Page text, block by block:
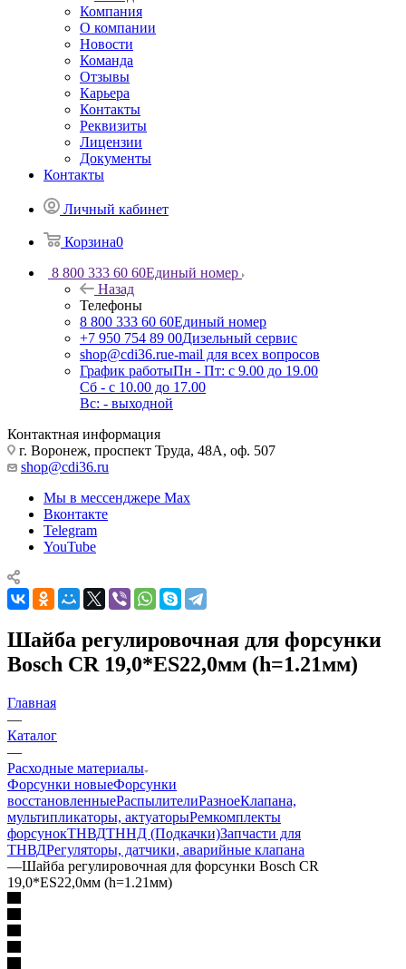
Компания
О компании
Новости
Команда
Отзывы
Карьера
Контакты
Реквизиты
Лицензии
Документы
Контакты
Личный кабинет
Корзина0
8 800 333 60 60Единый номер
Назад
Телефоны
8 800 333 60 60Единый номер
+7 950 754 89 00Дизельный сервис
shop@cdi36.rue-mail для всех вопросов
График работыПн - Пт: с 9.00 до 19.00
Сб - с 10.00 до 17.00
Вс: - выходной
Контактная информация
г. Воронеж, проспект Труда, 48А, оф. 507
shop@cdi36.ru
Мы в мессенджере Max
Вконтакте
Telegram
YouTube
Шайба регулировочная для форсунки
Bosch CR 19,0*ES22,0мм (h=1.21мм)
Главная
—
Каталог
—
Расходные материалы
Форсунки новыеФорсунки
восстановленныеРаспылителиРазноеКлапана,
мультипликаторы, актуаторыРемкомплекты
форсунокТНВДТННД (Подкачки)Запчасти для
ТНВДРегуляторы, датчики, аварийные клапана
—Шайба регулировочная для форсунки Bosch CR
19,0*ES22,0мм (h=1.21мм)